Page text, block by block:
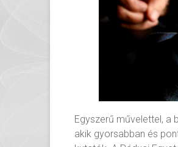
Egyszerű művelettel, a
akik gyorsabban és